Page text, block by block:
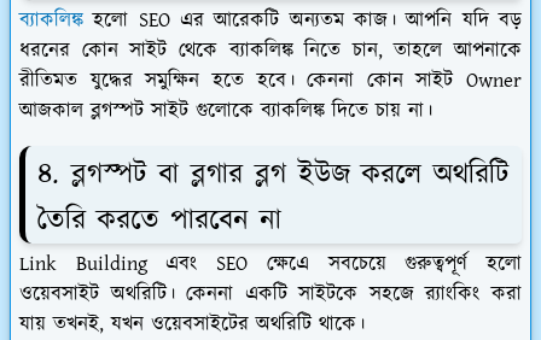
ব্যাকলিঙ্ক হলো SEO এর আরেকটি অন্যতম কাজ। আপনি যদি বড়
ধরনের কোন সাইট থেকে ব্যাকলিঙ্ক নিতে চান, তাহলে আপনাকে
রীতিমত যুদ্ধের সমুক্ষিন হতে হবে। কেননা কোন সাইট Owner
আজকাল ব্লগস্পট সাইট গুলোকে ব্যাকলিঙ্ক দিতে চায় না।
৪. ব্লগস্পট বা ব্লগার ব্লগ ইউজ করলে অথরিটি
তৈরি করতে পারবেন না
Link Building এবং SEO ক্ষেএে সবচেয়ে গুরুত্বপূর্ণ হলো
ওয়েবসাইট অথরিটি। কেননা একটি সাইটকে সহজে র‌্যাংকিং করা
যায় তখনই, যখন ওয়েবসাইটের অথরিটি থাকে।